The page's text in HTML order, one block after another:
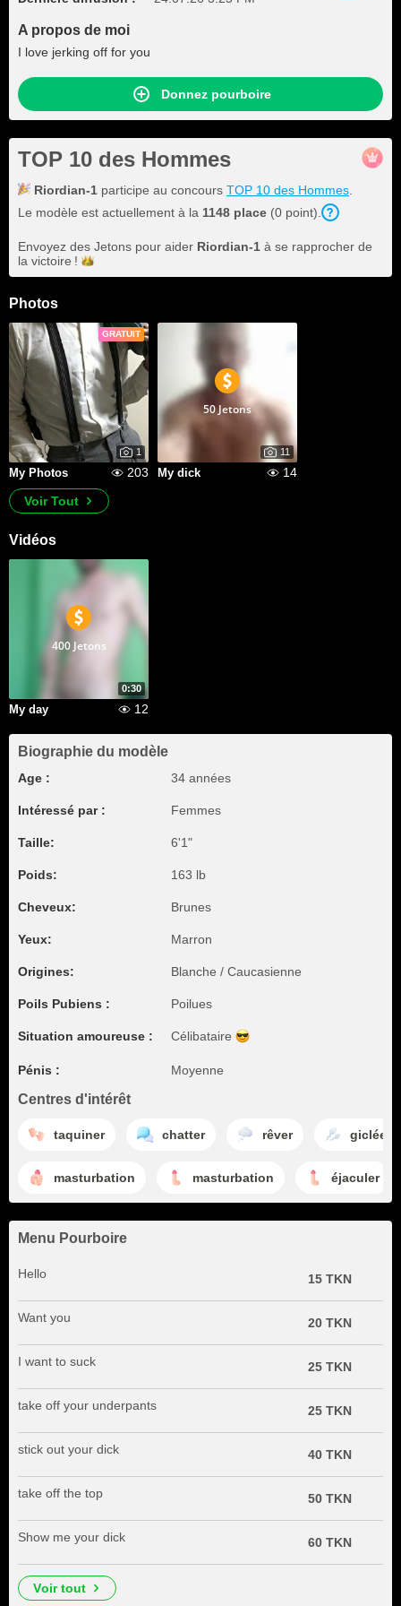
A propos de moi
I love jerking off for you
Donnez pourboire
TOP 10 des Hommes
Riordian-1 participe au concours TOP 10 des Hommes
Le modèle est actuellement à la 1148 place (0 point).
Envoyez des Jetons pour aider Riordian-1 à se rapprocher de
la victoire !
Photos
GRATUIT
1
My Photos 203
50 Jetons
11
My dick
14
Voir Tout
Vidéos
0:30
400 Jetons
My day 12
Biographie du modèle
Age : 34 années
Intéressé par : Femmes
Taille: 6'1"
Poids: 163 lb
Cheveux: Brunes
Yeux: Marron
Origines: Blanche / Caucasienne
Poils Pubiens : Poilues
Situation amoureuse : Célibataire
Pénis : Moyenne
Centres d'intérêt
taquiner chatter rêver giclée
masturbation masturbation éjaculer
Menu Pourboire
Hello 15 TKN
Want you 20 TKN
I want to suck 25 TKN
take off your underpants 25 TKN
stick out your dick 40 TKN
take off the top 50 TKN
Show me your dick 60 TKN
voir tout